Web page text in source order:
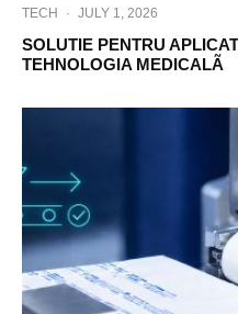
TECH · JULY 1, 2026
SOLUTIE PENTRU
TEHNOLOGIA MEDICALÃ